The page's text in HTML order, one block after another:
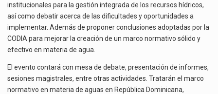
institucionales para la gestión integrada de los recursos hídricos,
así como debatir acerca de las dificultades y oportunidades a
implementar. Además de proponer conclusiones adoptadas por la
CODIA para mejorar la creación de un marco normativo sólido y
efectivo en materia de agua.
El evento contará con mesa de debate, presentación de informes,
sesiones magistrales, entre otras actividades. Tratarán el marco
normativo en materia de aguas en República Dominicana,